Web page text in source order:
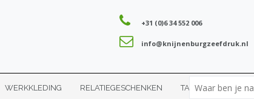
+31 (0)6 34 552 006
info@knijnenburgzeefdruk.nl
WERKKLEDING RELATIEGESCHENKEN TASSEN SPORT